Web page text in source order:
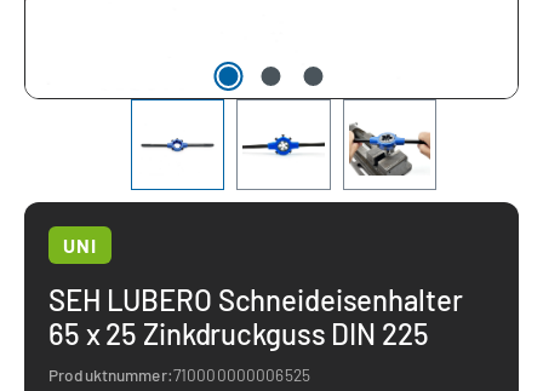
UNI
SEH LUBERO Schneideisenhalter
65 x 25 Zinkdruckguss DIN 225
Produktnummer:710000000006525